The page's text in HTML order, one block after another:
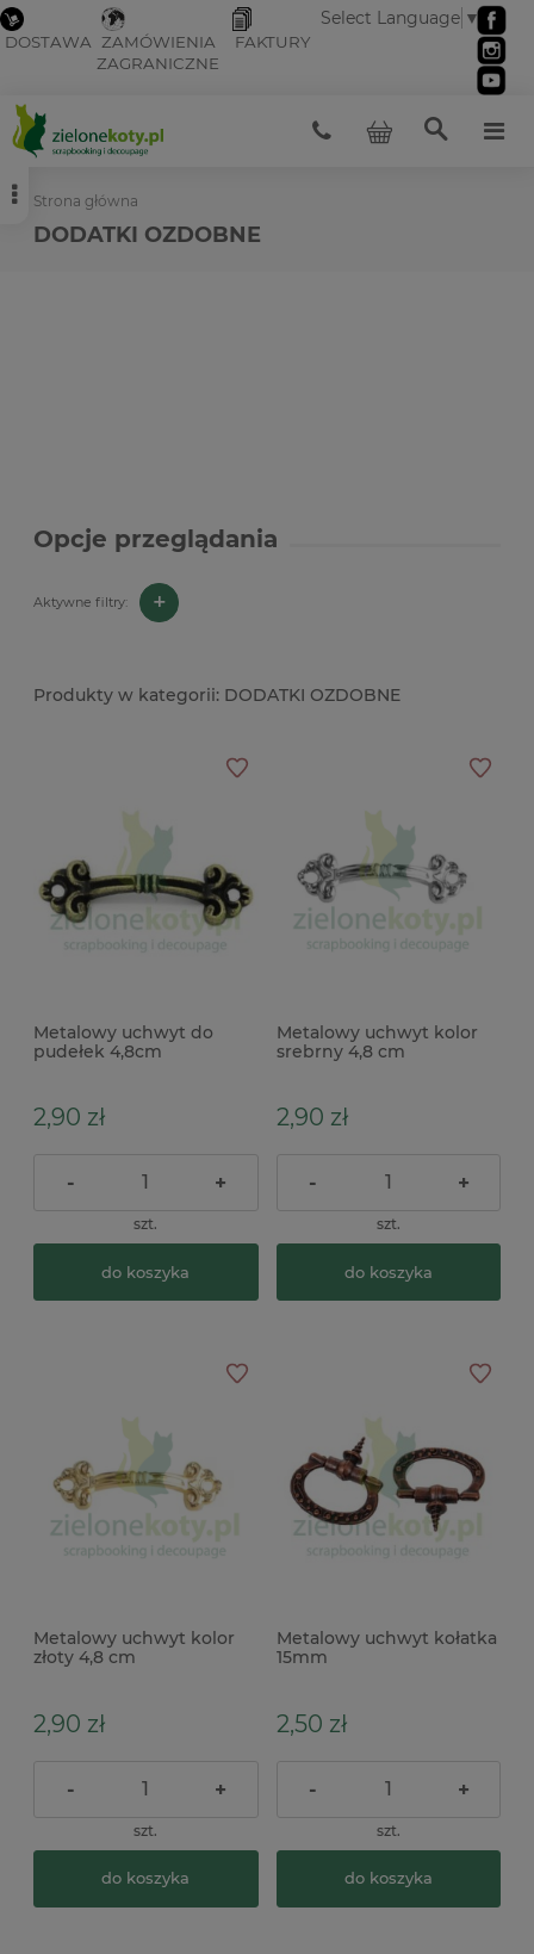
DOSTAWA ZAMÓWIENIA
ZAGRANICZNE
FAKTURY
Select Language ▼
Strona główna
DODATKI OZDOBNE
Opcje przeglądania
Aktywne filtry: +
DODATKI OZDOBNE
Metalowy uchwyt do
pudełek 4,8cm
2,90 zł
- +
szt.
do koszyka
Metalowy uchwyt kolor
srebrny 4,8 cm
2,90 zł
- +
szt.
do koszyka
Metalowy uchwyt kolor
złoty 4,8 cm
2,90 zł
- +
szt.
do koszyka
Metalowy uchwyt kołatka
15mm
2,50 zł
- +
szt.
do koszyka